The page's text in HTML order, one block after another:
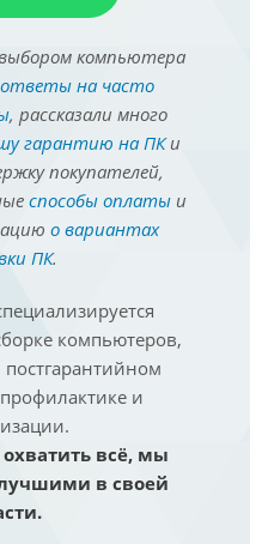
компьютера
ответы на часто
, рассказали много
гарантию на ПКи
покупателей,
способы оплатыи
о вариантах
ПК.
компьютеров,
и
всё, мы
в своей